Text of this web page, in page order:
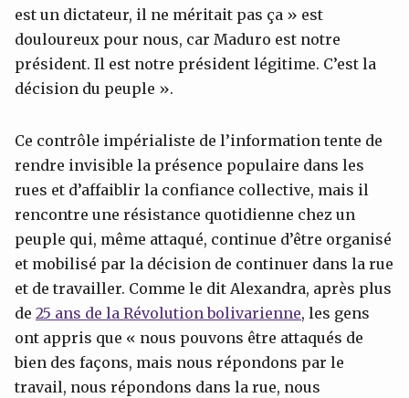
est un dictateur, il ne méritait pas ça » est
douloureux pour nous, car Maduro est notre
président. Il est notre président légitime. C’est la
décision du peuple ».
Ce contrôle impérialiste de l’information tente de
rendre invisible la présence populaire dans les
rues et d’affaiblir la confiance collective, mais il
rencontre une résistance quotidienne chez un
peuple qui, même attaqué, continue d’être organisé
et mobilisé par la décision de continuer dans la rue
et de travailler. Comme le dit Alexandra, après plus
de 25 ans de la Révolution bolivarienne, les gens
ont appris que « nous pouvons être attaqués de
bien des façons, mais nous répondons par le
travail, nous répondons dans la rue, nous